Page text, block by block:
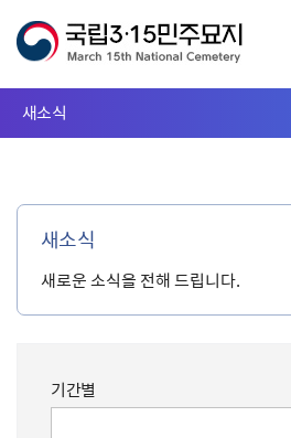
새소식
새소식
새로운 소식을 전해 드립니다.
기간별